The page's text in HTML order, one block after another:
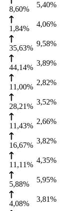
8,60%
5,40%
1,84%
4,06%
35,63%
9,58%
44,14%
3,89%
11,00%
2,82%
28,21%
3,52%
11,43%
2,66%
16,67%
3,82%
11,11%
4,35%
5,88%
5,95%
4,08%
3,81%